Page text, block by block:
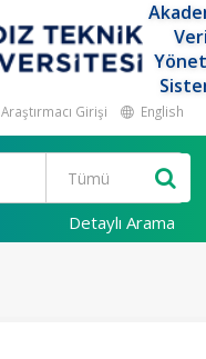
Araştırmacı Girişi English
Detaylı Arama